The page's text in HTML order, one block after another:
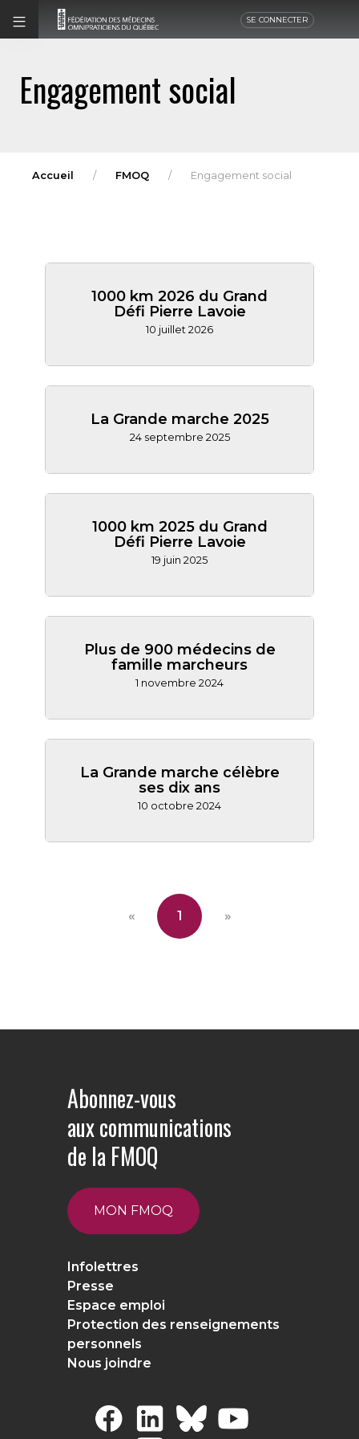
SE CONNECTER
Engagement social
Accueil FMOQ Engagement social
1000 km 2026 du Grand
Défi Pierre Lavoie
10 juillet 2026
La Grande marche 2025
24 septembre 2025
1000 km 2025 du Grand
Défi Pierre Lavoie
19 juin 2025
Plus de 900 médecins de
famille marcheurs
1 novembre 2024
La Grande marche célèbre
ses dix ans
10 octobre 2024
« 1 »
Abonnez-vous
aux communications
de la FMOQ
MON FMOQ
Infolettres
Presse
Espace emploi
Protection des renseignements
personnels
Nous joindre